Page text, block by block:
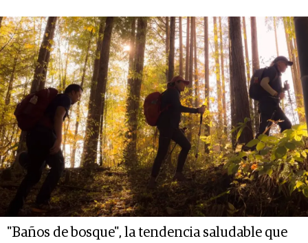
"Baños de bosque", la tendencia saludable que